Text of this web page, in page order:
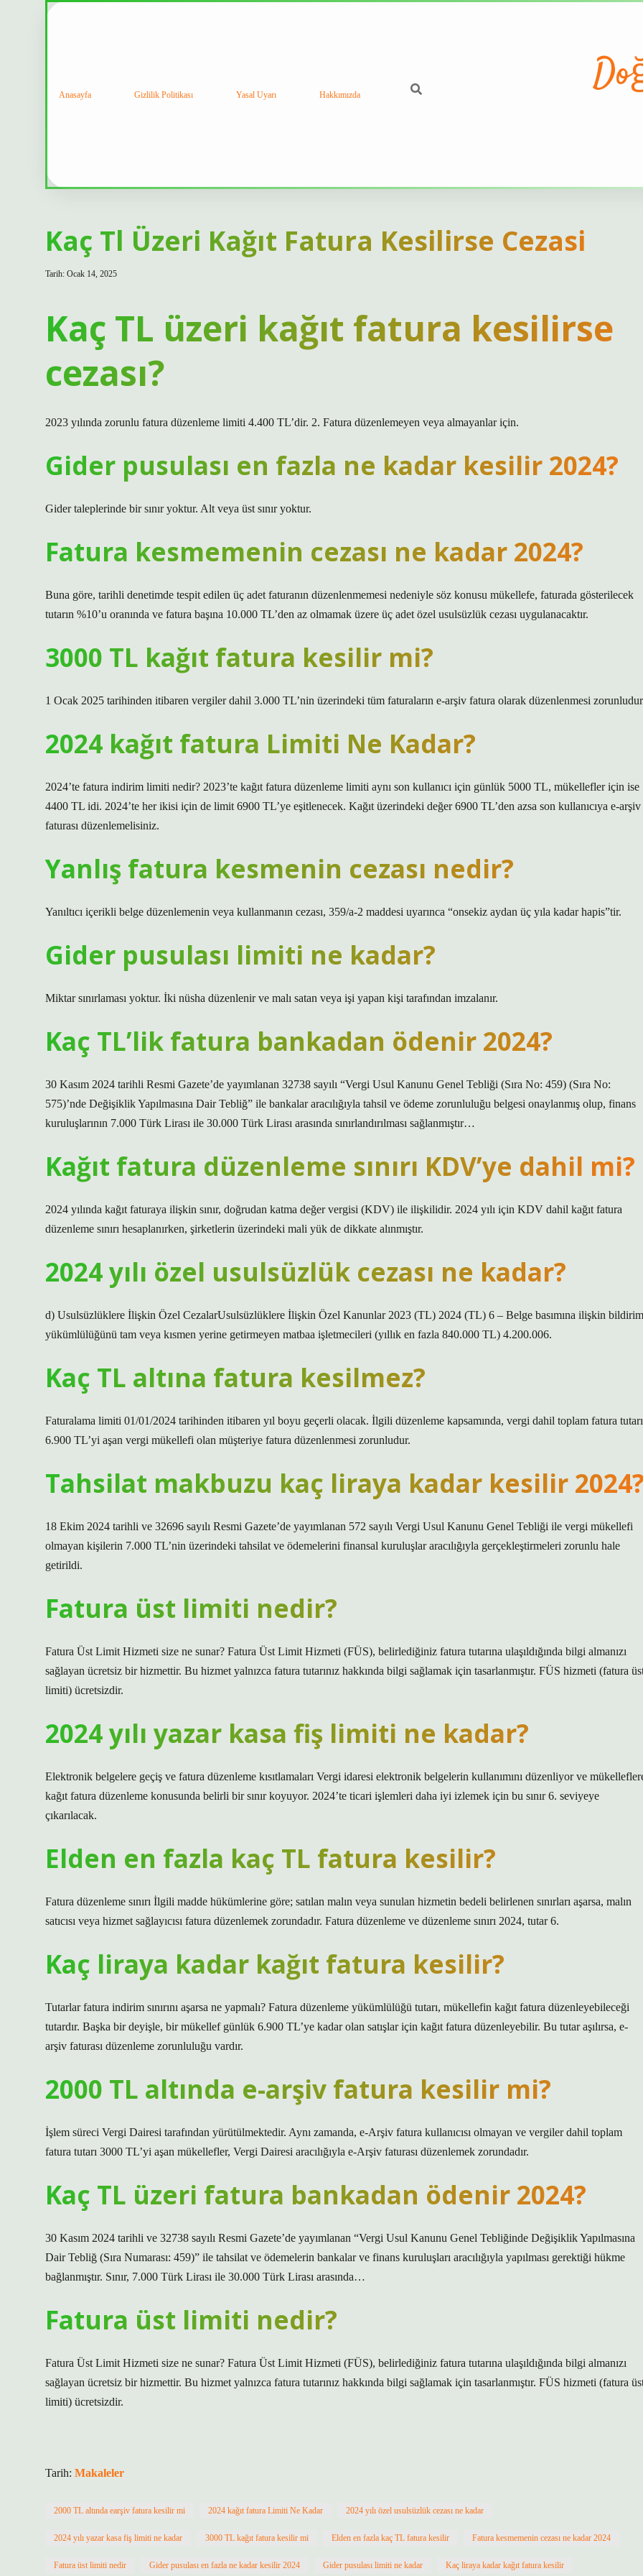
Anasayfa Gizlilik Politikası Yasal Uyarı Hakkımızda
Kaç Tl Üzeri Kağıt Fatura Kesilirse Cezasi
Tarih: Ocak 14, 2025
Kaç TL üzeri kağıt fatura kesilirse
cezası?
2023 yılında zorunlu fatura düzenleme limiti 4.400 TL’dir. 2. Fatura düzenlemeyen veya almayanlar için.
Gider pusulası en fazla ne kadar kesilir 2024?
Gider taleplerinde bir sınır yoktur. Alt veya üst sınır yoktur.
Fatura kesmemenin cezası ne kadar 2024?
Buna göre, tarihli denetimde tespit edilen üç adet faturanın düzenlenmemesi nedeniyle söz konusu mükellefe, faturada gösterilecek
tutarın %10’u oranında ve fatura başına 10.000 TL’den az olmamak üzere üç adet özel usulsüzlük cezası uygulanacaktır.
3000 TL kağıt fatura kesilir mi?
1 Ocak 2025 tarihinden itibaren vergiler dahil 3.000 TL’nin üzerindeki tüm faturaların e-arşiv fatura olarak düzenlenmesi
2024 kağıt fatura Limiti Ne Kadar?
2024’te fatura indirim limiti nedir? 2023’te kağıt fatura düzenleme limiti aynı son kullanıcı için günlük 5000 TL, mükellefler için ise
4400 TL idi. 2024’te her ikisi için de limit 6900 TL’ye eşitlenecek. Kağıt üzerindeki değer 6900 TL’den azsa son kullanıcıya e-arşiv
faturası düzenlemelisiniz.
Yanlış fatura kesmenin cezası nedir?
Yanıltıcı içerikli belge düzenlemenin veya kullanmanın cezası, 359/a-2 maddesi uyarınca “onsekiz aydan üç yıla kadar hapis”tir.
Gider pusulası limiti ne kadar?
Miktar sınırlaması yoktur. İki nüsha düzenlenir ve malı satan veya işi yapan kişi tarafından imzalanır.
Kaç TL’lik fatura bankadan ödenir 2024?
30 Kasım 2024 tarihli Resmi Gazete’de yayımlanan 32738 sayılı “Vergi Usul Kanunu Genel Tebliği (Sıra No: 459) (Sıra No:
575)’nde Değişiklik Yapılmasına Dair Tebliğ” ile bankalar aracılığıyla tahsil ve ödeme zorunluluğu belgesi onaylanmış olup, finans
kuruluşlarının 7.000 Türk Lirası ile 30.000 Türk Lirası arasında sınırlandırılması sağlanmıştır…
Kağıt fatura düzenleme sınırı KDV’ye dahil mi?
2024 yılında kağıt faturaya ilişkin sınır, doğrudan katma değer vergisi (KDV) ile ilişkilidir. 2024 yılı için KDV dahil kağıt fatura
düzenleme sınırı hesaplanırken, şirketlerin üzerindeki mali yük de dikkate alınmıştır.
2024 yılı özel usulsüzlük cezası ne kadar?
d) Usulsüzlüklere İlişkin Özel CezalarUsulsüzlüklere İlişkin Özel Kanunlar 2023 (TL) 2024 (TL) 6 – Belge basımına ilişkin bildirim
yükümlülüğünü tam veya kısmen yerine getirmeyen matbaa işletmecileri (yıllık en fazla 840.000 TL) 4.200.006.
Kaç TL altına fatura kesilmez?
Faturalama limiti 01/01/2024 tarihinden itibaren yıl boyu geçerli olacak. İlgili düzenleme kapsamında, vergi dahil toplam fatura tutarı
6.900 TL’yi aşan vergi mükellefi olan müşteriye fatura düzenlenmesi zorunludur.
Tahsilat makbuzu kaç liraya kadar kesilir
18 Ekim 2024 tarihli ve 32696 sayılı Resmi Gazete’de yayımlanan 572 sayılı Vergi Usul Kanunu Genel Tebliği ile vergi mükellefi
olmayan kişilerin 7.000 TL’nin üzerindeki tahsilat ve ödemelerini finansal kuruluşlar aracılığıyla gerçekleştirmeleri zorunlu hale
getirildi.
Fatura üst limiti nedir?
Fatura Üst Limit Hizmeti size ne sunar? Fatura Üst Limit Hizmeti (FÜS), belirlediğiniz fatura tutarına ulaşıldığında bilgi almanızı
sağlayan ücretsiz bir hizmettir. Bu hizmet yalnızca fatura tutarınız hakkında bilgi sağlamak için tasarlanmıştır. FÜS hizmeti (fatura
limiti) ücretsizdir.
2024 yılı yazar kasa fiş limiti ne kadar?
Elektronik belgelere geçiş ve fatura düzenleme kısıtlamaları Vergi idaresi elektronik belgelerin kullanımını düzenliyor ve
kağıt fatura düzenleme konusunda belirli bir sınır koyuyor. 2024’te ticari işlemleri daha iyi izlemek için bu sınır 6. seviyeye
çıkarılacak.
Elden en fazla kaç TL fatura kesilir?
Fatura düzenleme sınırı İlgili madde hükümlerine göre; satılan malın veya sunulan hizmetin bedeli belirlenen sınırları aşarsa, malın
satıcısı veya hizmet sağlayıcısı fatura düzenlemek zorundadır. Fatura düzenleme ve düzenleme sınırı 2024, tutar 6.
Kaç liraya kadar kağıt fatura kesilir?
Tutarlar fatura indirim sınırını aşarsa ne yapmalı? Fatura düzenleme yükümlülüğü tutarı, mükellefin kağıt fatura düzenleyebileceği
tutardır. Başka bir deyişle, bir mükellef günlük 6.900 TL’ye kadar olan satışlar için kağıt fatura düzenleyebilir. Bu tutar aşılırsa, e-
arşiv faturası düzenleme zorunluluğu vardır.
2000 TL altında e-arşiv fatura kesilir mi?
İşlem süreci Vergi Dairesi tarafından yürütülmektedir. Aynı zamanda, e-Arşiv fatura kullanıcısı olmayan ve vergiler dahil toplam
fatura tutarı 3000 TL’yi aşan mükellefler, Vergi Dairesi aracılığıyla e-Arşiv faturası düzenlemek zorundadır.
Kaç TL üzeri fatura bankadan ödenir 2024?
30 Kasım 2024 tarihli ve 32738 sayılı Resmi Gazete’de yayımlanan “Vergi Usul Kanunu Genel Tebliğinde Değişiklik Yapılmasına
Dair Tebliğ (Sıra Numarası: 459)” ile tahsilat ve ödemelerin bankalar ve finans kuruluşları aracılığıyla yapılması gerektiği hükme
bağlanmıştır. Sınır, 7.000 Türk Lirası ile 30.000 Türk Lirası arasında…
Fatura üst limiti nedir?
Fatura Üst Limit Hizmeti size ne sunar? Fatura Üst Limit Hizmeti (FÜS), belirlediğiniz fatura tutarına ulaşıldığında bilgi almanızı
sağlayan ücretsiz bir hizmettir. Bu hizmet yalnızca fatura tutarınız hakkında bilgi sağlamak için tasarlanmıştır. FÜS hizmeti (fatura
limiti) ücretsizdir.
Tarih: Makaleler
2000 TL altında earşiv fatura kesilir mi 2024 kağıt fatura Limiti Ne Kadar 2024 yılı özel usulsüzlük cezası ne kadar
2024 yılı yazar kasa fiş limiti ne kadar 3000 TL kağıt fatura kesilir mi Elden en fazla kaç TL fatura kesilir Fatura kesmemenin cezası ne kadar 2024
Fatura üst limiti nedir Gider pusulası en fazla ne kadar kesilir 2024 Gider pusulası limiti ne kadar Kaç liraya kadar kağıt fatura kesilir